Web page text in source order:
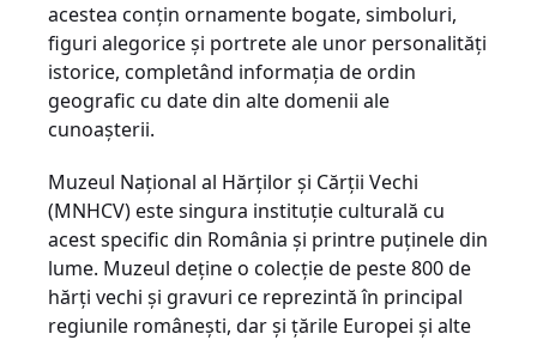
acestea conţin ornamente bogate, simboluri,
figuri alegorice şi portrete ale unor personalităţi
istorice, completând informaţia de ordin
geografic cu date din alte domenii ale
cunoaşterii.
Muzeul Național al Hărților și Cărții Vechi
(MNHCV) este singura instituţie culturală cu
acest specific din România și printre puținele din
lume. Muzeul deține o colecţie de peste 800 de
hărţi vechi şi gravuri ce reprezintă în principal
regiunile româneşti, dar și țările Europei și alte